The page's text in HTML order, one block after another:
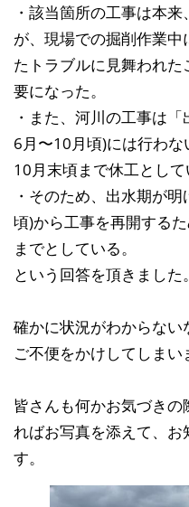
・該当箇所の工事は本
が、現場での掘削作業
たトラブルに見舞われ
要になった。
・また、河川の工事は
6月〜10月頃)には行わ
10月末頃まで休工として
・そのため、出水期が
頃)から工事を再開する
までとしている。
という回答を頂きました。
確かに状況がわからな
ご不便をかけしてしまい
皆さんも何かお気づき
ればお写真を添えて、
す。